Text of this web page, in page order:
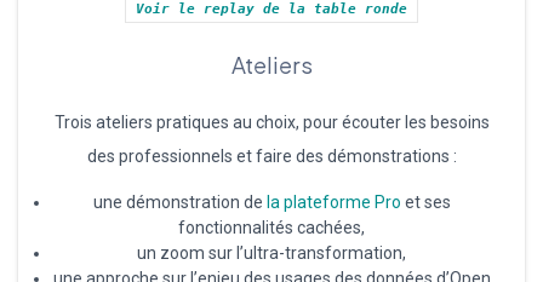
Voir le replay de la table ronde
Ateliers
Trois ateliers pratiques au choix, pour écouter les besoins
des professionnels et faire des démonstrations :
une démonstration de la plateforme Pro et ses
fonctionnalités cachées,
un zoom sur l’ultra-transformation,